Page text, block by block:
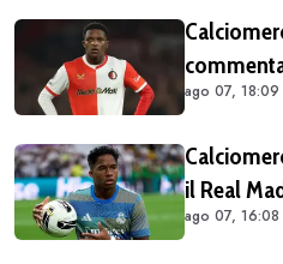
dovevo
qui"
ago 07, 18:09
il Real
prestito di
ago 07, 16:08